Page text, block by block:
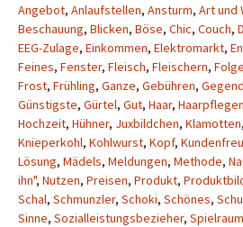
Angebot, Anlaufstellen, Ansturm, Art und
Beschauung, Blicken, Böse, Chic, Couch,
EEG-Zulage, Einkommen, Elektromarkt,
Feines, Fenster, Fleisch, Fleischern,
Frost, Frühling, Ganze, Gebühren, Gegend
Günstigste, Gürtel, Gut, Haar,
Hochzeit, Hühner, Juxbildchen, Klamotten,
Knieperkohl, Kohlwurst, Kopf,
Lösung, Mädels, Meldungen, Methode,
ihn", Nutzen, Preisen, Produkt,
Schal, Schmunzler, Schoki, Schönes,
Sinne, Sozialleistungsbezieher, Spielraum